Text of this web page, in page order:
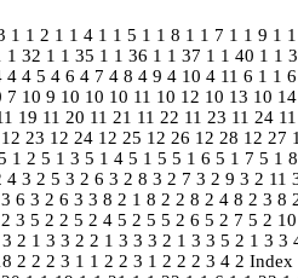
1 1 2 1 1 4 1 1 5 1 1 8 1 1 7 1 1 9 1
1 32 1 1 35 1 1 36 1 1 37 1 1 40 1 1
4 4 5 4 6 4 7 4 8 4 9 4 10 4 11 6 1 1
7 10 9 10 10 10 11 10 12 10 13 10 14
19 11 20 11 21 11 22 11 23 11 24
12 23 12 24 12 25 12 26 12 28 12 27
1 2 5 1 3 5 1 4 5 1 5 5 1 6 5 1 7 5 1 8
4 3 2 5 3 2 6 3 2 8 3 2 7 3 2 9 3 2 11
6 3 2 6 3 3 8 2 1 8 2 2 8 2 4 8 2 3 8
3 5 2 2 5 2 4 5 2 5 5 2 6 5 2 7 5 2 10
2 1 3 3 2 2 1 3 3 3 2 1 3 3 5 2 1 3 3
2 2 2 3 1 1 2 2 3 1 2 2 2 3 4 2 Index